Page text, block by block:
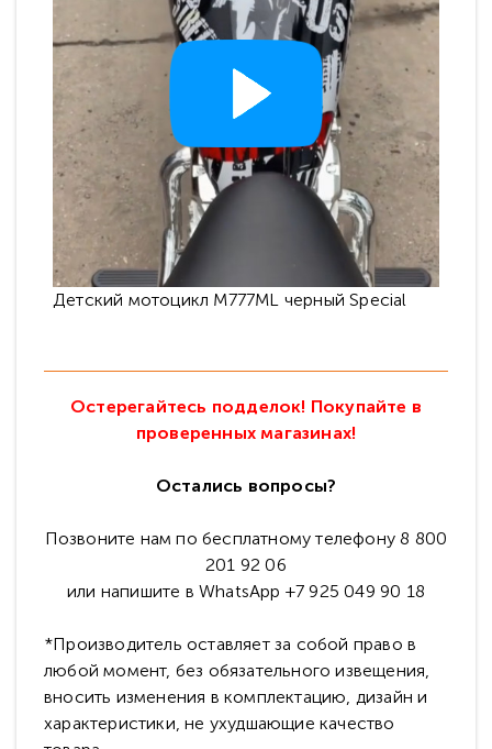
Детский мотоцикл M777ML черный Special
Остерегайтесь подделок! Покупайте в
проверенных магазинах!
Остались вопросы?
Позвоните нам по бесплатному телефону 8 800
201 92 06
или напишите в WhatsApp +7 925 049 90 18
*Производитель оставляет за собой право в
любой момент, без обязательного извещения,
вносить изменения в комплектацию, дизайн и
характеристики, не ухудшающие качество